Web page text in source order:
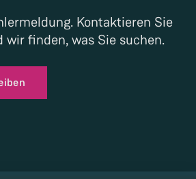
Kontaktieren Sie
wir finden, was Sie suchen.